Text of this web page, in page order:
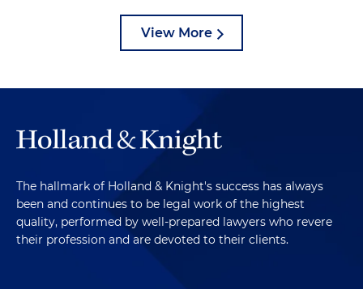
View More
The hallmark of Holland & Knight's success has always
been and continues to be legal work of the highest
quality, performed by well-prepared lawyers who revere
their profession and are devoted to their clients.